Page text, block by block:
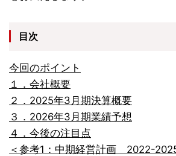
目次
今回のポイント
１．会社概要
２．2025年3月期決算概要
３．2026年3月期業績予想
４．今後の注目点
＜参考1：中期経営計画 2022-